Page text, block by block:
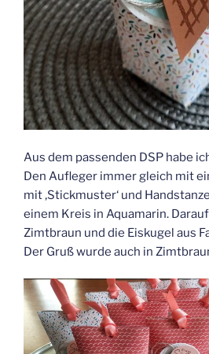
Aus dem passenden DSP habe
Den Aufleger immer gleich mit
mit ‚Stickmuster‘ und
einem Kreis in Aquamarin.
Zimtbraun und die Eiskugel aus
Der Gruß wurde auch in